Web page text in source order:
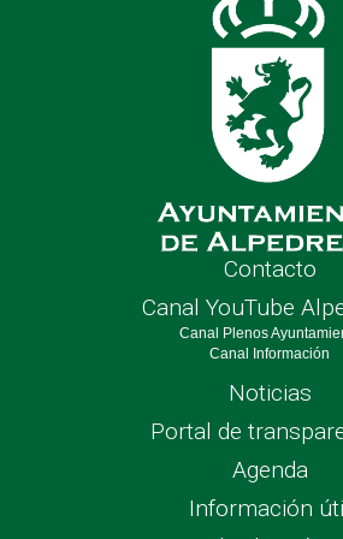
Contacto
Canal YouTube
Canal Plenos
Canal Información
Noticias
Portal de
Agenda
Información